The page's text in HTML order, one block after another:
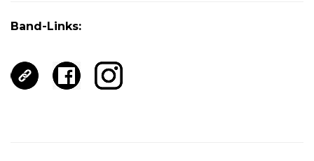
Band-Links: